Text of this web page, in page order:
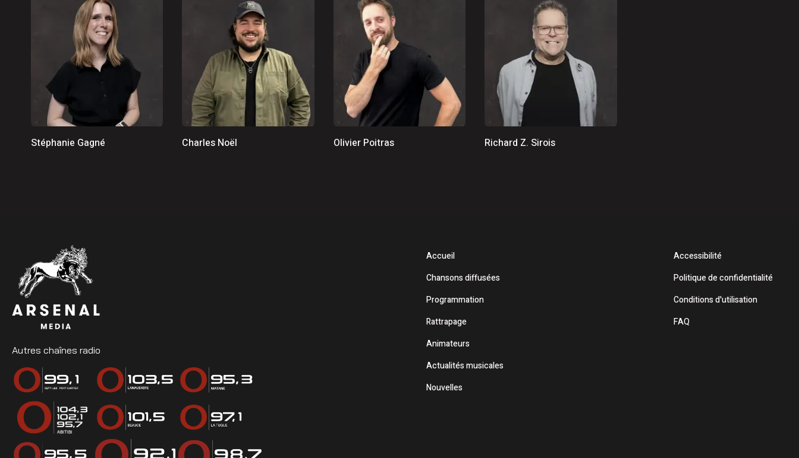
Stéphanie Gagné Charles Noël Olivier Poitras Richard Z. Sirois
Autres chaînes radio
Accueil
Chansons diffusées
Programmation
Rattrapage
Animateurs
Actualités musicales
Nouvelles
Accessibilité
Politique de confidentialité
Conditions d'utilisation
FAQ